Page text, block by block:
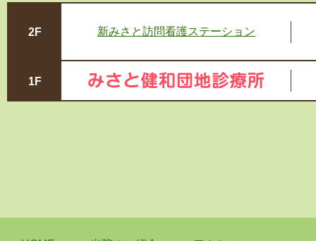
2F 新みさと訪問看護ステーション
1F